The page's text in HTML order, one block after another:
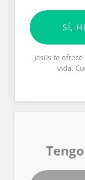
SÍ,
Jesús te
vida.